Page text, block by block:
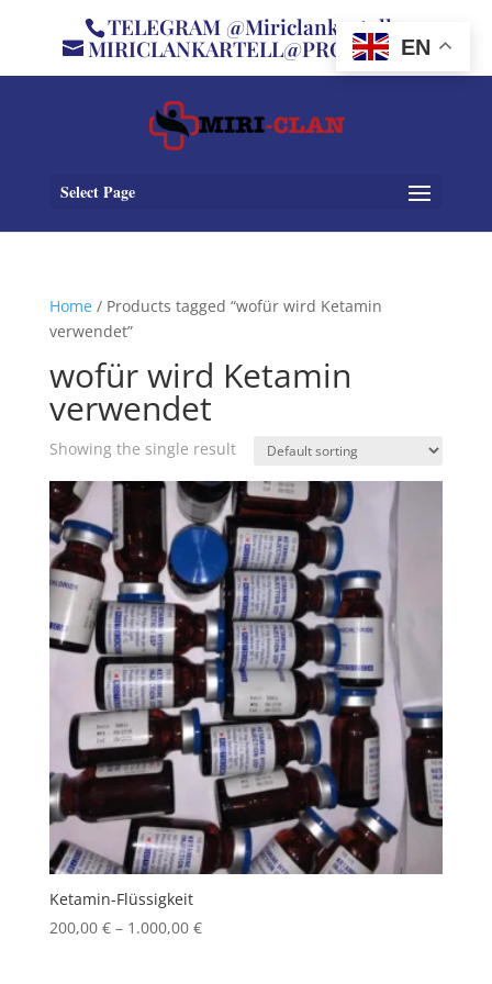
TELEGRAM @Miriclankartell
MIRICLANKARTELL@PROTON.ME
Select Page
Home/ Products tagged “wofür wird Ketamin
verwendet”
wofür wird Ketamin
verwendet
Showing the single result
Ketamin-Flüssigkeit
200,00 € – 1.000,00 €Price
EN